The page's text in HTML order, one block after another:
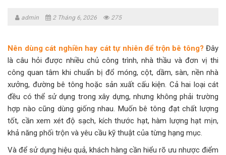
admin 2 Tháng 6, 2026 275
Nên dùng cát nghiền hay cát tự nhiên để trộn bê tông? Đây
là câu hỏi được nhiều chủ công trình, nhà thầu và đơn vị thi
công quan tâm khi chuẩn bị đổ móng, cột, dầm, sàn, nền nhà
xưởng, đường bê tông hoặc sản xuất cấu kiện. Cả hai loại cát
đều có thể sử dụng trong xây dựng, nhưng không phải trường
hợp nào cũng dùng giống nhau. Muốn bê tông đạt chất lượng
tốt, cần xem xét độ sạch, kích thước hạt, hàm lượng hạt mịn,
khả năng phối trộn và yêu cầu kỹ thuật của từng hạng mục.
Và để sử dụng hiệu quả, khách hàng cần hiểu rõ ưu nhược điểm